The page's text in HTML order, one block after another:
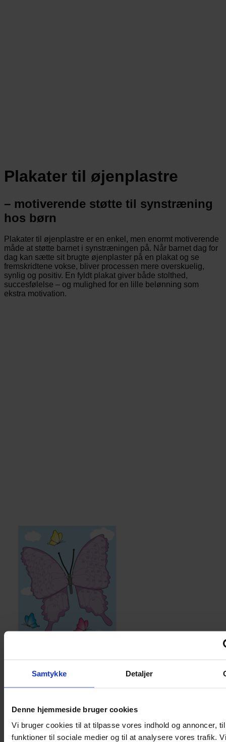
Samtykke Detaljer
Denne hjemmeside bruger cookies
Vi bruger cookies til at tilpasse vores indhold og annoncer,
funktioner til sociale medier og til at analysere vores trafik.
Plakater til øjenplastre
– motiverende støtte til synstræning
hos børn
Plakater til øjenplastre er en enkel, men enormt motiverende
måde at støtte barnet i synstræningen på. Når barnet dag for
dag kan sætte sit brugte øjenplaster på en plakat og se
fremskridtene vokse, bliver processen mere overskuelig,
synlig og positiv. En fyldt plakat giver både stolthed,
succesfølelse – og mulighed for en lille belønning som
ekstra motivation.
Tilføj til kurv